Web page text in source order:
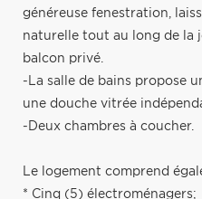
généreuse fenestration,
naturelle tout au long de la
balcon privé.
-La salle de bains propose
une douche vitrée
-Deux chambres à coucher.
Le logement comprend
* Cinq (5) électroménagers;